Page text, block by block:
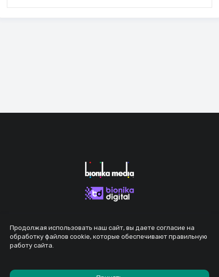
Продолжая использовать наш сайт, вы даете согласие на
обработку файлов cookie, которые обеспечивают правильную
работу сайта.